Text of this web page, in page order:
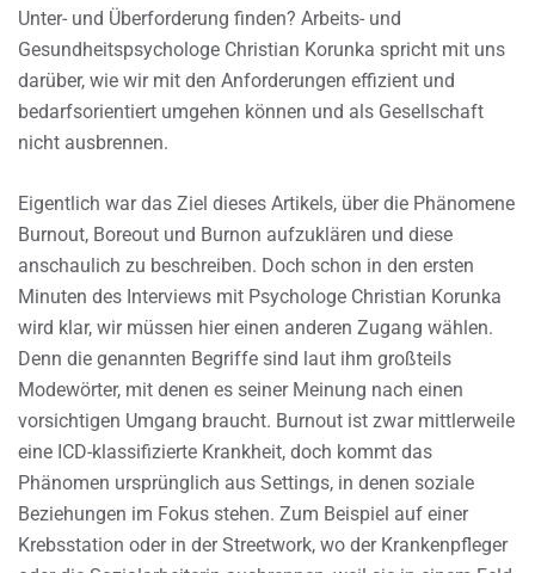
Unter- und Überforderung finden? Arbeits- und
Gesundheitspsychologe Christian Korunka spricht mit uns
darüber, wie wir mit den Anforderungen effizient und
bedarfsorientiert umgehen können und als Gesellschaft
nicht ausbrennen.
Eigentlich war das Ziel dieses Artikels, über die Phänomene
Burnout, Boreout und Burnon aufzuklären und diese
anschaulich zu beschreiben. Doch schon in den ersten
Minuten des Interviews mit Psychologe Christian Korunka
wird klar, wir müssen hier einen anderen Zugang wählen.
Denn die genannten Begriffe sind laut ihm großteils
Modewörter, mit denen es seiner Meinung nach einen
vorsichtigen Umgang braucht. Burnout ist zwar mittlerweile
eine ICD-klassifizierte Krankheit, doch kommt das
Phänomen ursprünglich aus Settings, in denen soziale
Beziehungen im Fokus stehen. Zum Beispiel auf einer
Krebsstation oder in der Streetwork, wo der Krankenpfleger